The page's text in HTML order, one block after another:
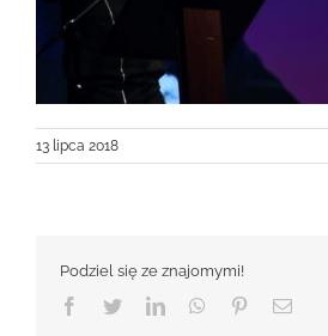
13 lipca 2018
Podziel się ze znajomymi!
Facebook
TwitterLinkedInWhatsApp
PinterestEmail